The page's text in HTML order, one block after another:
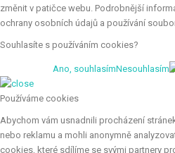
změnit v patičce webu. Podrobnější
ochrany osobních údajů a používání
Souhlasíte s používáním cookies?
Ano, souhlasímNesouhlasím
Používáme cookies
Abychom vám usnadnili procházení
nebo reklamu a mohli anonymně
cookies, které sdílíme se svými partnery